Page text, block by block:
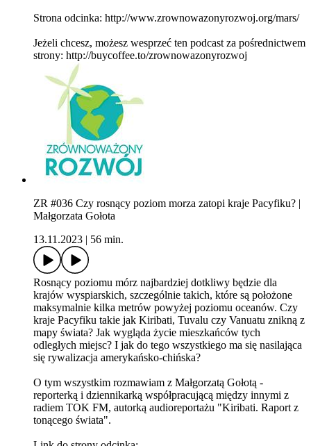
Strona odcinka: http://www.zrownowazonyrozwoj.org/mars/
Jeżeli chcesz, możesz wesprzeć ten podcast za pośrednictwem
strony: http://buycoffee.to/zrownowazonyrozwoj
ZR #036 Czy rosnący poziom morza zatopi kraje Pacyfiku? |
Małgorzata Gołota
13.11.2023
56 min.
Rosnący poziomu mórz najbardziej dotkliwy będzie dla
krajów wyspiarskich, szczególnie takich, które są położone
maksymalnie kilka metrów powyżej poziomu oceanów. Czy
kraje Pacyfiku takie jak Kiribati, Tuvalu czy Vanuatu znikną z
mapy świata? Jak wygląda życie mieszkańców tych
odległych miejsc? I jak do tego wszystkiego ma się nasilająca
się rywalizacja amerykańsko-chińska?
O tym wszystkim rozmawiam z Małgorzatą Gołotą -
reporterką i dziennikarką współpracującą między innymi z
radiem TOK FM, autorką audioreportażu "Kiribati. Raport z
tonącego świata".